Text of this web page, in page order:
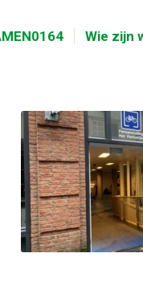
Wie zijn